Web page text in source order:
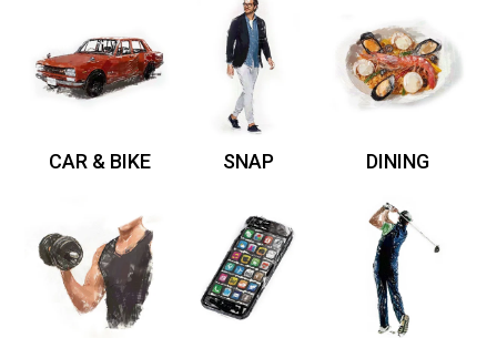
CAR & BIKE SNAP DINING